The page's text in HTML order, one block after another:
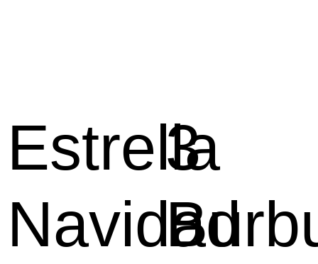
Estrella
Navidad
3